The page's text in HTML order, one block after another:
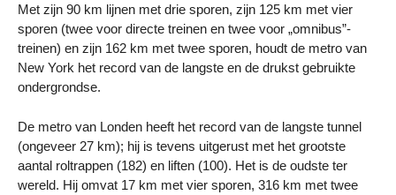
Met zijn 90 km lijnen met drie sporen, zijn 125 km met vier
sporen (twee voor directe treinen en twee voor „omnibus”-
treinen) en zijn 162 km met twee sporen, houdt de metro van
New York het record van de langste en de drukst gebruikte
ondergrondse.
De metro van Londen heeft het record van de langste tunnel
(ongeveer 27 km); hij is tevens uitgerust met het grootste
aantal roltrappen (182) en liften (100). Het is de oudste ter
wereld. Hij omvat 17 km met vier sporen, 316 km met twee